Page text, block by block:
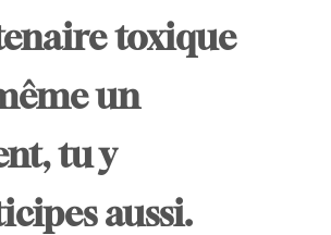
toxique
un
tu y
aussi.